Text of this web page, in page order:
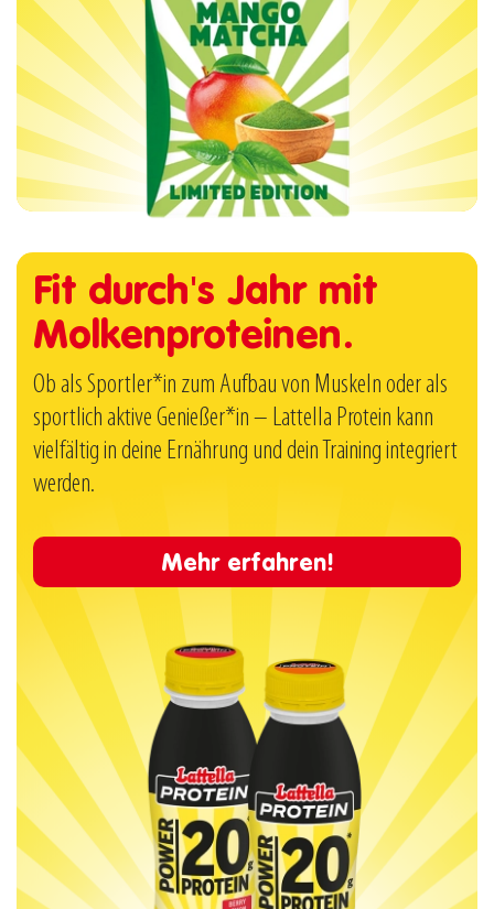
Fit durch's Jahr mit
Molkenproteinen.
Ob als Sportler*in zum Aufbau von Muskeln oder als
sportlich aktive Genießer*in – Lattella Protein kann
vielfältig in deine Ernährung und dein Training integriert
werden.
Mehr erfahren!